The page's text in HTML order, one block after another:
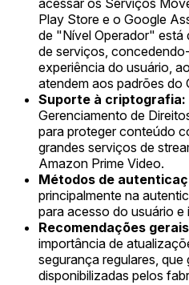
acessar os Serviços
Play Store e o Google
de "Nível Operador" está
de serviços,
experiência do usuário,
atendem aos padrões do
Suporte à criptografia:
Gerenciamento de
para proteger conteúdo
grandes serviços de
Amazon Prime Video.
Métodos de
principalmente na
para acesso do usuário
Recomendações
importância de
segurança regulares, que
disponibilizadas pelos